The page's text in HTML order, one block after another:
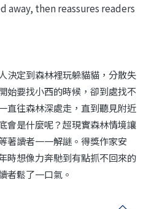
away, then reassures readers
決定到森林裡玩躲貓貓，分散失
始要找小西的時候，卻到處找不
直往森林深處走，直到聽見附近
會是什麼呢？超現實森林情境讓
著讀者一一解謎。得獎作家安
時想像力奔馳到有點抓不回來的
者鬆了一口氣。